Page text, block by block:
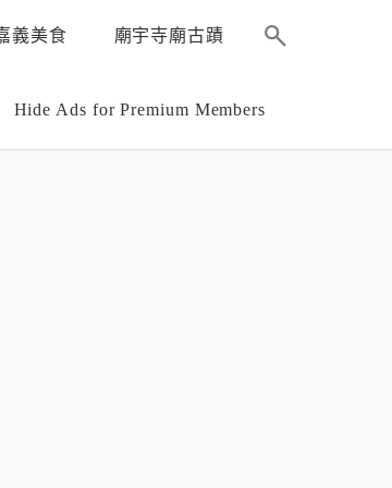
義美食 廟宇寺廟古蹟
Hide Ads for Premium Members